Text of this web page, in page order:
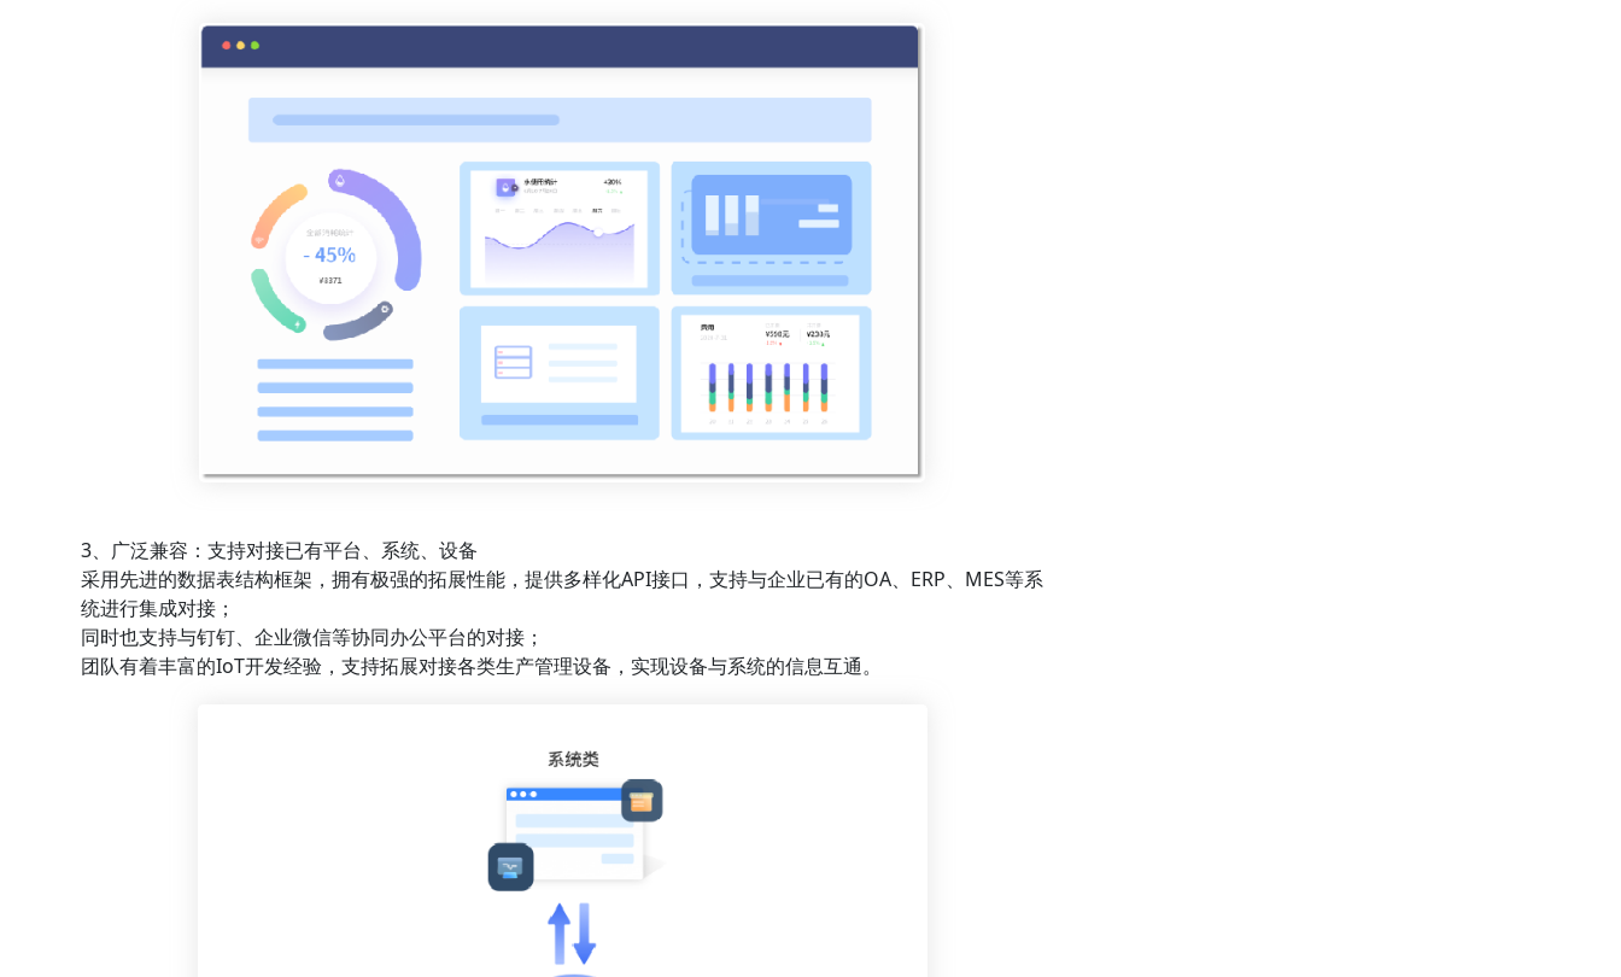
3、广泛兼容：支持对接已有平台、系统、设备
采用先进的数据表结构框架，拥有极强的拓展性能，提供多样化API接口，支持与企业已有的OA、ERP、MES等系
统进行集成对接；
同时也支持与钉钉、企业微信等协同办公平台的对接；
团队有着丰富的IoT开发经验，支持拓展对接各类生产管理设备，实现设备与系统的信息互通。